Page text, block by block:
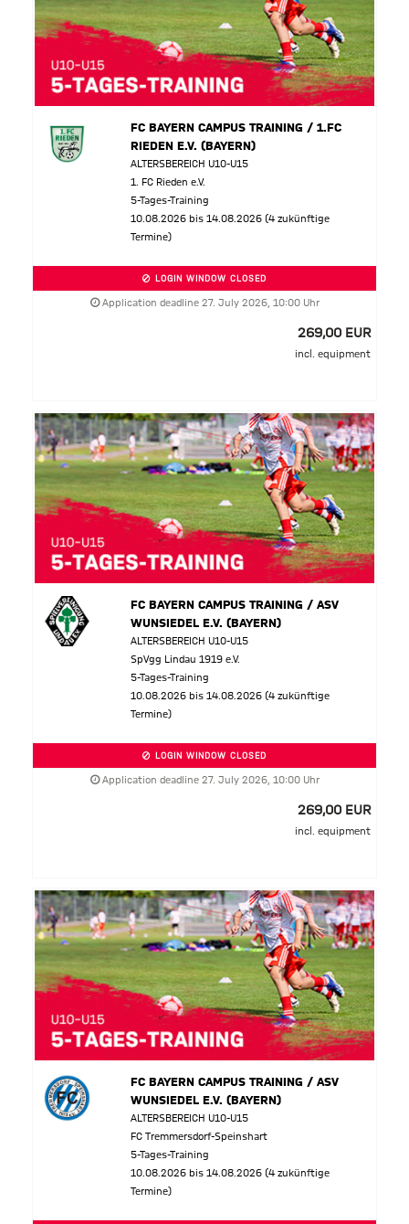
FC BAYERN CAMPUS TRAINING / 1.FC
RIEDEN E.V. (BAYERN)
ALTERSBEREICH U10-U15
1. FC Rieden e.V.
5-Tages-Training
10.08.2026 bis 14.08.2026 (4 zukünftige
Termine)
LOGIN WINDOW CLOSED
Application deadline 27. July 2026, 10:00 Uhr
269,00 EUR
incl. equipment
FC BAYERN CAMPUS TRAINING / ASV
WUNSIEDEL E.V. (BAYERN)
ALTERSBEREICH U10-U15
SpVgg Lindau 1919 e.V.
5-Tages-Training
10.08.2026 bis 14.08.2026 (4 zukünftige
Termine)
LOGIN WINDOW CLOSED
Application deadline 27. July 2026, 10:00 Uhr
269,00 EUR
incl. equipment
FC BAYERN CAMPUS TRAINING / ASV
WUNSIEDEL E.V. (BAYERN)
ALTERSBEREICH U10-U15
FC Tremmersdorf-Speinshart
5-Tages-Training
10.08.2026 bis 14.08.2026 (4 zukünftige
Termine)